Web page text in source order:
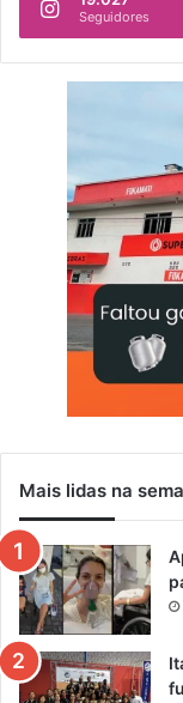
Seguidores
Mais lidas na